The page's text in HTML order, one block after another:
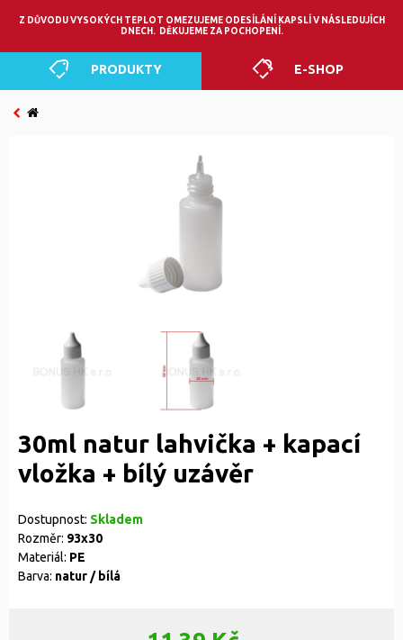
Z DŮVODU VYSOKÝCH TEPLOT OMEZUJEME ODESÍLÁNÍ KAPSLÍ V NÁSLEDUJÍCH
DNECH. DĚKUJEME ZA POCHOPENÍ.
0
PRODUKTY E-SHOP
30ml natur lahvička + kapací
vložka + bílý uzávěr
Dostupnost: Skladem
Rozměr: 93x30
Materiál: PE
Barva: natur / bílá